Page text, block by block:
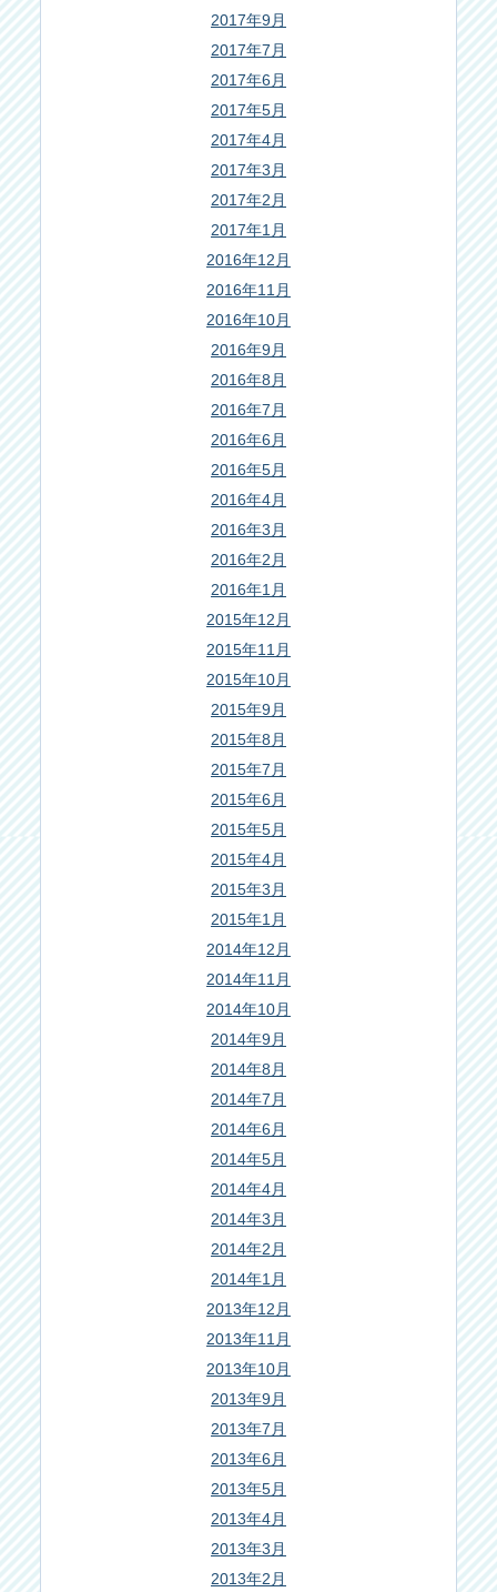
2017年9月
2017年7月
2017年6月
2017年5月
2017年4月
2017年3月
2017年2月
2017年1月
2016年12月
2016年11月
2016年10月
2016年9月
2016年8月
2016年7月
2016年6月
2016年5月
2016年4月
2016年3月
2016年2月
2016年1月
2015年12月
2015年11月
2015年10月
2015年9月
2015年8月
2015年7月
2015年6月
2015年5月
2015年4月
2015年3月
2015年1月
2014年12月
2014年11月
2014年10月
2014年9月
2014年8月
2014年7月
2014年6月
2014年5月
2014年4月
2014年3月
2014年2月
2014年1月
2013年12月
2013年11月
2013年10月
2013年9月
2013年7月
2013年6月
2013年5月
2013年4月
2013年3月
2013年2月